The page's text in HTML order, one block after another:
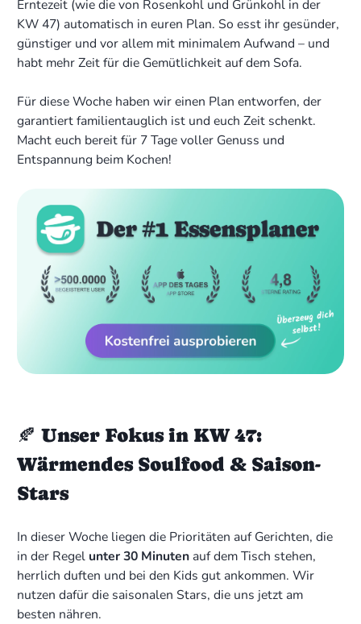
Erntezeit (wie die von Rosenkohl und Grünkohl in der
KW 47) automatisch in euren Plan. So esst ihr gesünder,
günstiger und vor allem mit minimalem Aufwand – und
habt mehr Zeit für die Gemütlichkeit auf dem Sofa.
Für diese Woche haben wir einen Plan entworfen, der
garantiert familientauglich ist und euch Zeit schenkt.
Macht euch bereit für 7 Tage voller Genuss und
Entspannung beim Kochen!
🍂 Unser Fokus in KW 47:
Wärmendes Soulfood & Saison-
Stars
In dieser Woche liegen die Prioritäten auf Gerichten, die
in der Regel unter 30 Minutenauf dem Tisch stehen,
herrlich duften und bei den Kids gut ankommen. Wir
nutzen dafür die saisonalen Stars, die uns jetzt am
besten nähren.